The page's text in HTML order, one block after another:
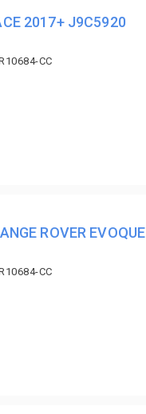
2017+ J9C5920
CC
ROVER EVOQUE
CC